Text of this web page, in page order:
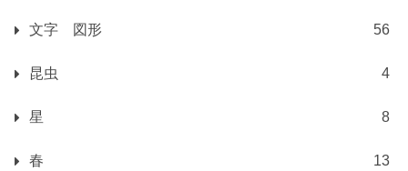
文字 図形 56
昆虫 4
星 8
春 13